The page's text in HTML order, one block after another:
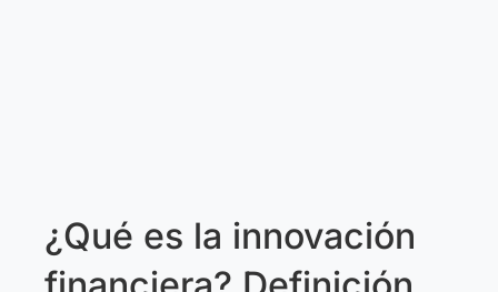
¿Qué es la innovación